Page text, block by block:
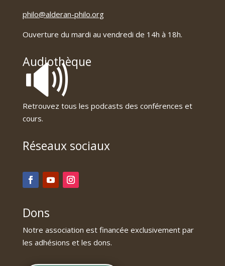
philo@alderan-philo.org
Ouverture du mardi au vendredi de 14h à 18h.
Audiothèque
🔊
Retrouvez tous les podcasts des conférences et
cours.
Réseaux sociaux
Dons
Notre association est financée exclusivement par
les adhésions et les dons.